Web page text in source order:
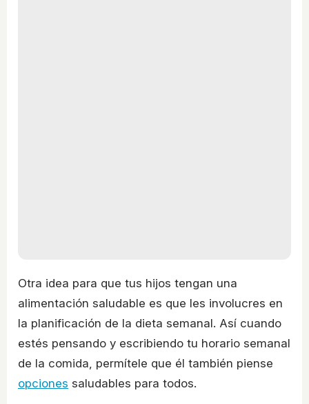
Otra idea para que tus hijos tengan una
alimentación saludable es que les involucres en
la planificación de la dieta semanal. Así cuando
estés pensando y escribiendo tu horario semanal
de la comida, permítele que él también piense
opciones saludables para todos.